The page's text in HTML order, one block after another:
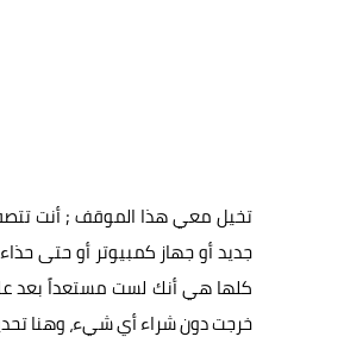
تخيل معي هذا الموقف ; أنت
جديد أو جهاز كمبيوتر أو حتى
كلها هي أنك لست مستعداً بعد
خرجت دون شراء أي شيء، وهنا